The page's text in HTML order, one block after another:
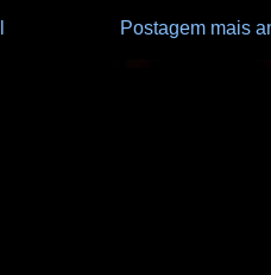
Postagem mais